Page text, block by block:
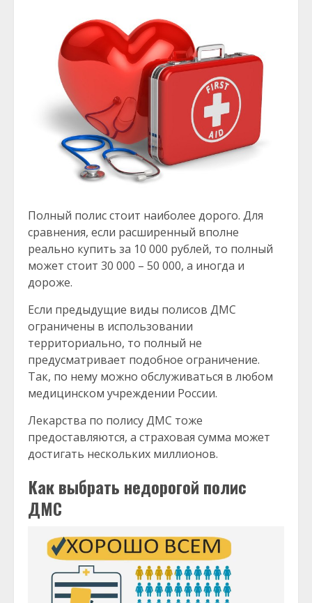
Полный полис стоит наиболее дорого. Для
сравнения, если расширенный вполне
реально купить за 10 000 рублей, то полный
может стоит 30 000 – 50 000, а иногда и
дороже.
Если предыдущие виды полисов ДМС
ограничены в использовании
территориально, то полный не
предусматривает подобное ограничение.
Так, по нему можно обслуживаться в любом
медицинском учреждении России.
Лекарства по полису ДМС тоже
предоставляются, а страховая сумма может
достигать нескольких миллионов.
Как выбрать недорогой полис
ДМС